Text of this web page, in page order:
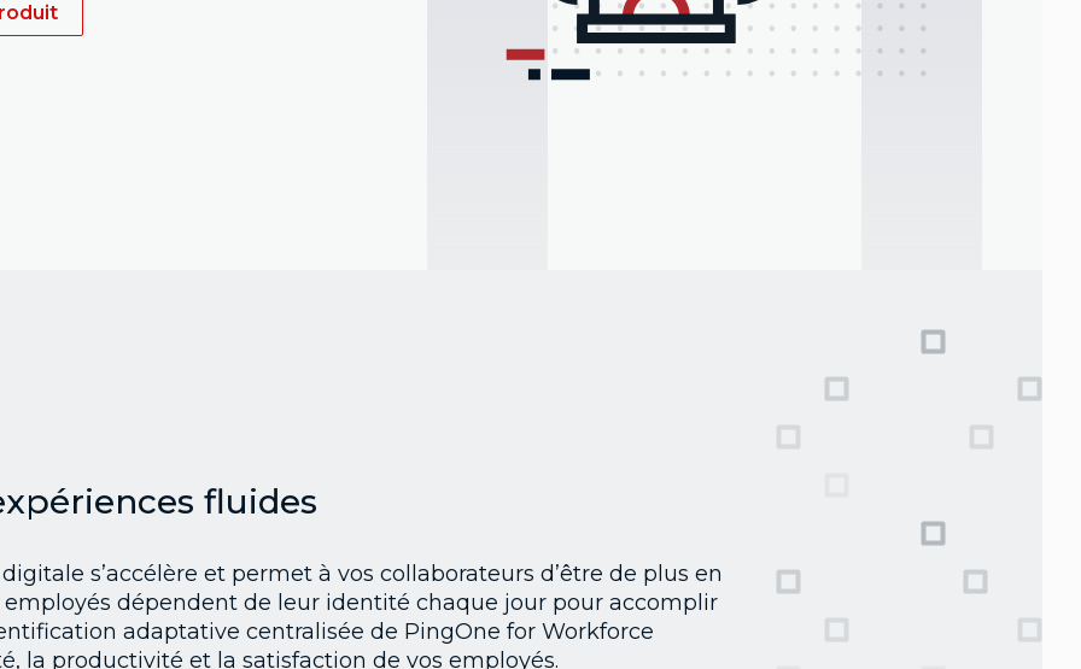
fluides
s’accélère et permet à vos collaborateurs d’être de plus en
employés dépendent de leur identité chaque jour pour accomplir
adaptative centralisée de PingOne for Workforce
la productivité et la satisfaction de vos employés.